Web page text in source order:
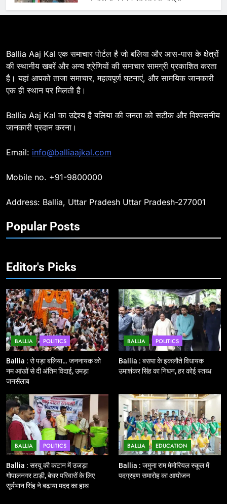
7
BALLIA NATIONAL
8
के साथ रेलवे स्टेशन व शहर में किया पैदल
BALLIA NATIONAL
Ballia : एकता, अखंडता और राष्ट्रप्रेम
अधीक्षक ओमवीर सिंह ने दिलाई शपथ, दी
और कानपुर के लिए बस सेवाओं का
11
बिहार विस चुनाव : सभी 90 हजार 712
बूथों से लाइव वेब कास्टिंग की तैयारी
NATIONAL POLITICS
12
Ballia : बलिया रेलवे स्टेशन का अपर
महाप्रबंधक ने किया निरीक्षण
13
Ballia : त्यौहारों पर शांति व्यवस्था को
लेकर पुलिस ने किया रूट मार्च
BALLIA NATIONAL
14
Ballia Aaj Kal एक समाचार पोर्टल है जो बलिया और आस-पास के क्षेत्रों
की स्थानीय खबरें और अन्य श्रेणियों की समाचार सामग्री प्रकाशित करता
है। यहां आपको ताजा समाचार, महत्वपूर्ण घटनाएं, और सामयिक जानकारी
एक ही स्थान पर मिलती है।
Ballia Aaj Kal का उद्देश्य है बलिया की जनता को सटीक और विश्वसनीय
जानकारी प्रदान करना।
Email: info@balliaajkal.com
Mobile no. +91-9800000
Address: Ballia, Uttar Pradesh Uttar Pradesh-277001
Popular Posts
Editor's Picks
BALLIA POLITICS
Ballia : रो पड़ा बलिया… जननायक को
नम आंखों से दी अंतिम विदाई, उमड़ा
जनसैलाब
BALLIA POLITICS
Ballia : बसपा के इकलौते विधायक
उमाशंकर सिंह का निधन, हर कोई स्तब्ध
BALLIA POLITICS
Ballia : सरयू की कटान में उजड़ा
गोपालनगर टाड़ी, बेघर परिवारों के लिए
सूर्यभान सिंह ने बढ़ाया मदद का हाथ
BALLIA EDUCATION
Ballia : जमुना राम मेमोरियल स्कूल में
पदग्रहण समारोह का आयोजन